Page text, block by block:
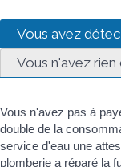
Vous avez
Vous n'avez
Vous n'avez pas à
double de la
service d'eau une
plomberie a réparé la